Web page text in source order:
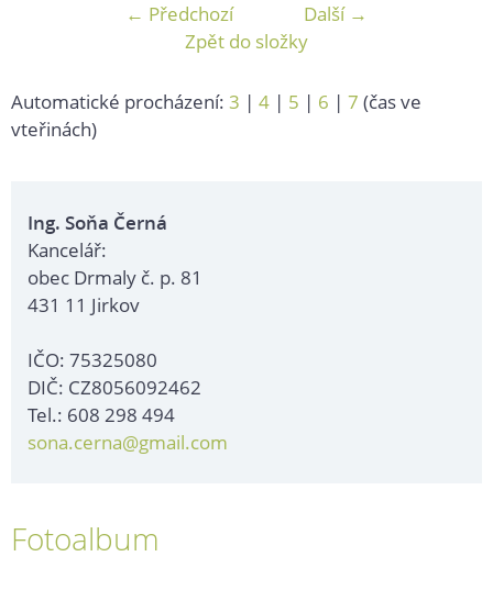
← Předchozí
Další →
Zpět do složky
Automatické procházení: 3 | 4 | 5 | 6 | 7 (čas ve
vteřinách)
Ing. Soňa Černá
Kancelář:
obec Drmaly č. p. 81
431 11 Jirkov
IČO: 75325080
DIČ: CZ8056092462
Tel.: 608 298 494
sona.cerna@gmail.com
Fotoalbum